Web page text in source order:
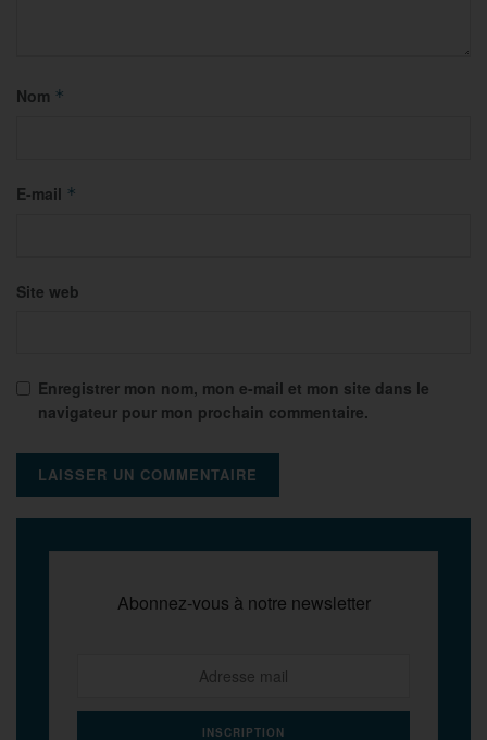
Nom *
E-mail *
Site web
Enregistrer mon nom, mon e-mail et mon site dans le
navigateur pour mon prochain commentaire.
Abonnez-vous à notre newsletter